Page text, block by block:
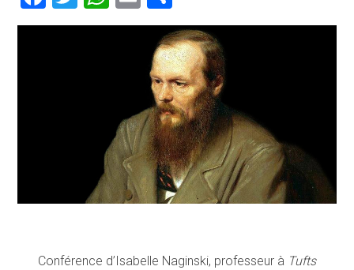
Conférence d’Isabelle Naginski, professeur à Tufts